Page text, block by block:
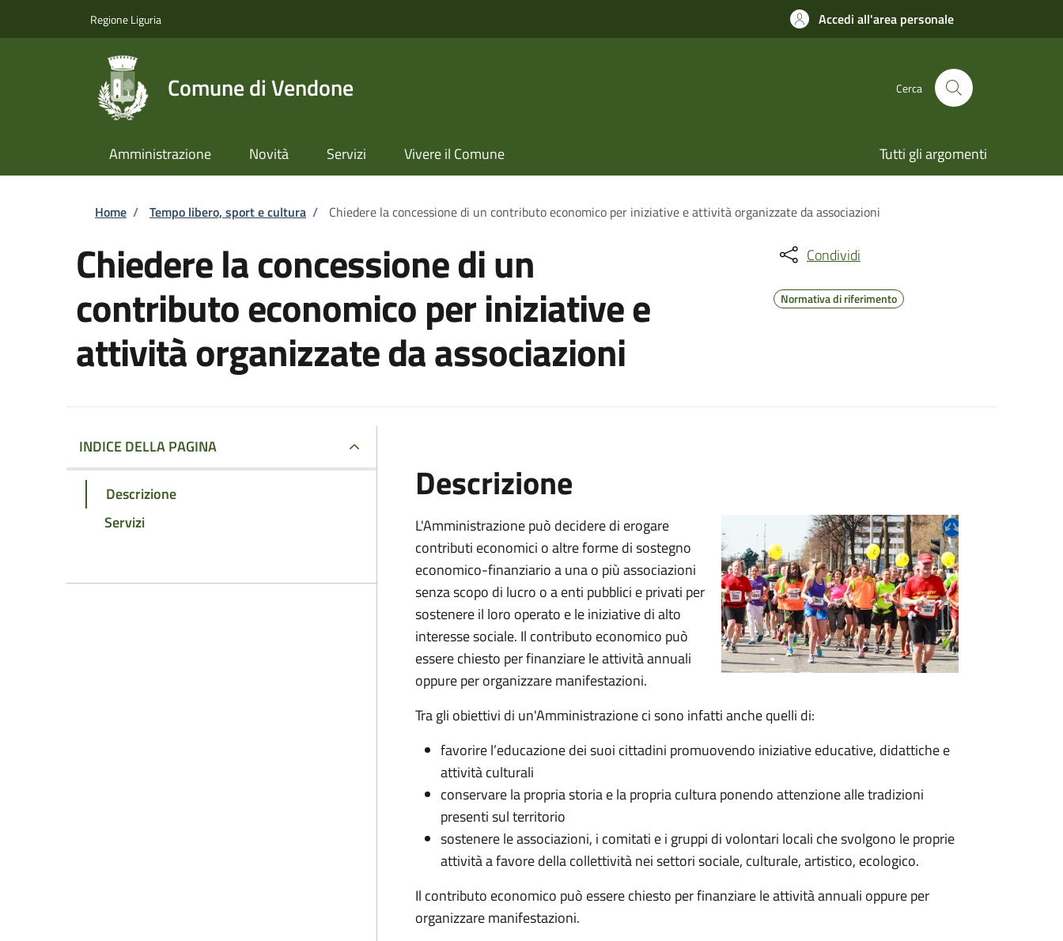
Regione Liguria Accedi all'area personale
Comune di Vendone Cerca
Amministrazione Novità Servizi Vivere il Comune Tutti gli argomenti
Briciole di pane
Home / Tempo libero, sport e cultura / Chiedere la concessione di un contributo economico per iniziative e attività organizzate da associazioni
Chiedere la concessione di un
contributo economico per iniziative e
attività organizzate da associazioni
Condividi
Normativa di riferimento
INDICE DELLA PAGINA
Descrizione
Servizi
Descrizione
L'Amministrazione può decidere di erogare
contributi economici o altre forme di sostegno
economico-finanziario a una o più associazioni
senza scopo di lucro o a enti pubblici e privati per
sostenere il loro operato e le iniziative di alto
interesse sociale. Il contributo economico può
essere chiesto per finanziare le attività annuali
oppure per organizzare manifestazioni.
Tra gli obiettivi di un'Amministrazione ci sono infatti anche quelli di:
favorire l’educazione dei suoi cittadini promuovendo iniziative educative, didattiche e
attività culturali
conservare la propria storia e la propria cultura ponendo attenzione alle tradizioni
presenti sul territorio
sostenere le associazioni, i comitati e i gruppi di volontari locali che svolgono le proprie
attività a favore della collettività nei settori sociale, culturale, artistico, ecologico.
Il contributo economico può essere chiesto per finanziare le attività annuali oppure per
organizzare manifestazioni.